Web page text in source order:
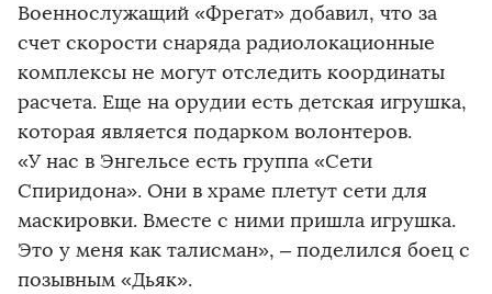
Военнослужащий «Фрегат» добавил, что за
счет скорости снаряда радиолокационные
комплексы не могут отследить координаты
расчета. Еще на орудии есть детская игрушка,
которая является подарком волонтеров.
«У нас в Энгельсе есть группа «Сети
Спиридона». Они в храме плетут сети для
маскировки. Вместе с ними пришла игрушка.
Это у меня как талисман», – поделился боец с
позывным «Дьяк».